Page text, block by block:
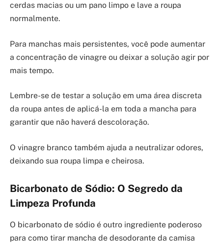
cerdas macias ou um pano limpo e lave a roupa
normalmente.
Para manchas mais persistentes, você pode aumentar
a concentração de vinagre ou deixar a solução agir por
mais tempo.
Lembre-se de testar a solução em uma área discreta
da roupa antes de aplicá-la em toda a mancha para
garantir que não haverá descoloração.
O vinagre branco também ajuda a neutralizar odores,
deixando sua roupa limpa e cheirosa.
Bicarbonato de Sódio: O Segredo da
Limpeza Profunda
O bicarbonato de sódio é outro ingrediente poderoso
para como tirar mancha de desodorante da camisa